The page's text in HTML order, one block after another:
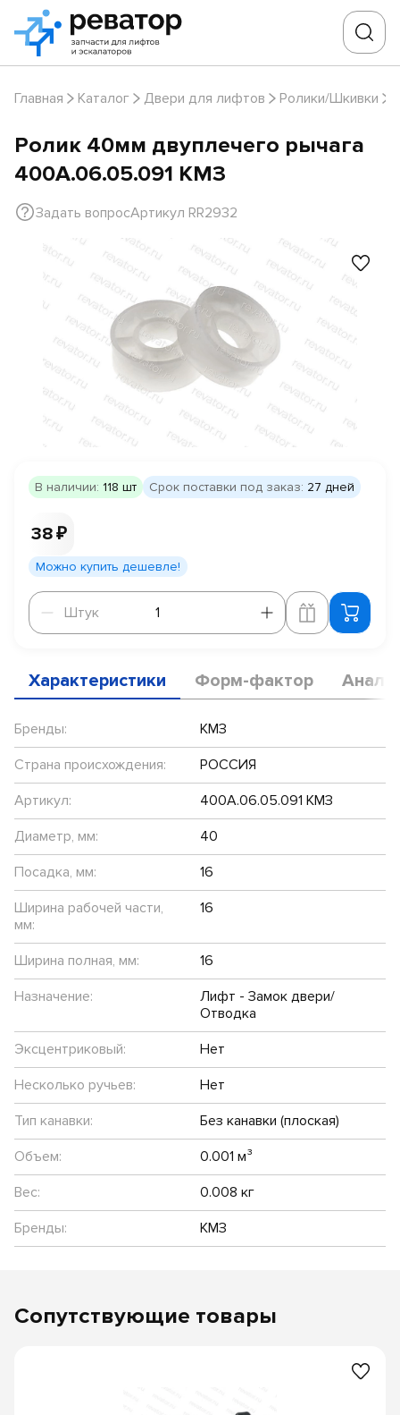
Главная Каталог Двери для лифтов Ролики/Шкивки
Ролик 40мм двуплечего рычага
400А.06.05.091 КМЗ
Задать вопросАртикул RR2932
В наличии: 118 шт Срок поставки под заказ: 27 дней
38 ₽
Можно купить дешевле!
Штук
Штук
Характеристики Форм-фактор
Бренды:
КМЗ
Страна происхождения:
РОССИЯ
Артикул:
400А.06.05.091 КМЗ
Диаметр, мм:
40
Посадка, мм:
16
Ширина рабочей части,
мм:
16
Ширина полная, мм:
16
Назначение:
Лифт - Замок двери/
Отводка
Эксцентриковый:
Нет
Несколько ручьев:
Нет
Тип канавки:
Без канавки (плоская)
Объем:
0.001 м³
Вес:
0.008 кг
Бренды:
КМЗ
Сопутствующие товары